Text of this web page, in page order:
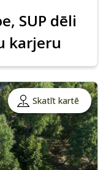
SUP dēli
karjeru
Skatīt kartē